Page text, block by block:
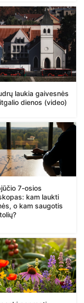
laukia gaivesnės
dienos (video)
7-osios
kam laukti
o kam saugotis